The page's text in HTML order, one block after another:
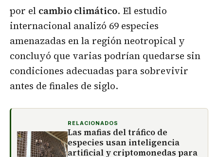
por el cambio climático. El estudio
internacional analizó 69 especies
amenazadas en la región neotropical y
concluyó que varias podrían quedarse sin
condiciones adecuadas para sobrevivir
antes de finales de siglo.
RELACIONADOS
Las mafias del tráfico de
especies usan inteligencia
artificial y criptomonedas para